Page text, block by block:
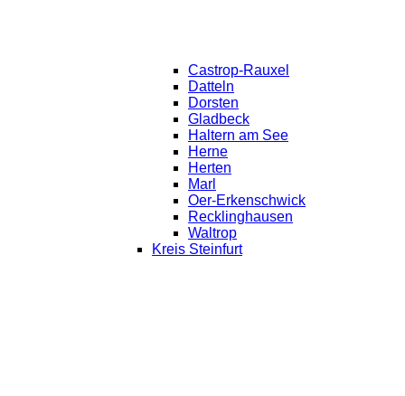
Castrop-Rauxel
Datteln
Dorsten
Gladbeck
Haltern am See
Herne
Herten
Marl
Oer-Erkenschwick
Recklinghausen
Waltrop
Kreis Steinfurt